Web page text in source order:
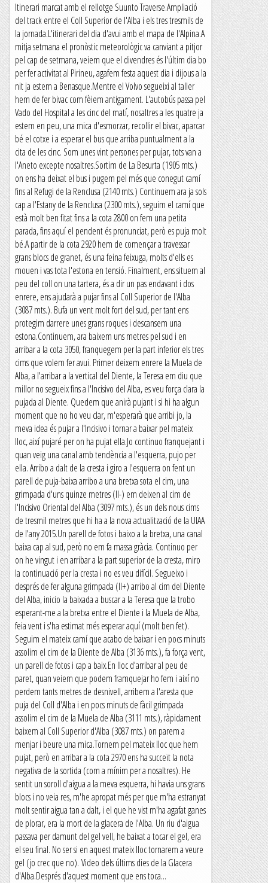
Itinerari marcat amb el rellotge Suunto Traverse.Ampliació
del track entre el Coll Superior de l'Alba i els tres tresmils de
la jornada.L'itinerari del dia d'avui amb el mapa de l'Alpina.A
mitja setmana el pronòstic meteorològic va canviant a pitjor
pel cap de setmana, veiem que el divendres és l'últim dia bo
per fer activitat al Pirineu, agafem festa aquest dia i dijous a la
nit ja estem a Benasque.Mentre el Volvo segueixi al taller
hem de fer bivac com fèiem antigament. L'autobús passa pel
Vado del Hospital a les cinc del matí, nosaltres a les quatre ja
estem en peu, una mica d'esmorzar, recollir el bivac, aparcar
bé el cotxe i a esperar el bus que arriba puntualment a la
cita de les cinc. Som unes vint persones per pujar, tots van a
l'Aneto excepte nosaltres.Sortim de La Besurta (1905 mts.)
on ens ha deixat el bus i pugem pel més que conegut camí
fins al Refugi de la Renclusa (2140 mts.) Continuem ara ja sols
cap a l'Estany de la Renclusa (2300 mts.), seguim el camí que
està molt ben fitat fins a la cota 2800 on fem una petita
parada, fins aquí el pendent és pronunciat, però es puja molt
bé.A partir de la cota 2920 hem de començar a travessar
grans blocs de granet, és una feina feixuga, molts d'ells es
mouen i vas tota l'estona en tensió. Finalment, ens situem al
peu del coll on una tartera, és a dir un pas endavant i dos
enrere, ens ajudarà a pujar fins al Coll Superior de l'Alba
(3087 mts.). Bufa un vent molt fort del sud, per tant ens
protegim darrere unes grans roques i descansem una
estona.Continuem, ara baixem uns metres pel sud i en
arribar a la cota 3050, franquegem per la part inferior els tres
cims que volem fer avui. Primer deixem enrere la Muela de
Alba, a l'arribar a la vertical del Diente, la Teresa em diu que
millor no segueix fins a l'Incisivo del Alba, es veu força clara la
pujada al Diente. Quedem que anirà pujant i si hi ha algun
moment que no ho veu clar, m'esperarà que arribi jo, la
meva idea és pujar a l'Incisivo i tornar a baixar pel mateix
lloc, així pujaré per on ha pujat ella.Jo continuo franquejant i
quan veig una canal amb tendència a l'esquerra, pujo per
ella. Arribo a dalt de la cresta i giro a l'esquerra on fent un
parell de puja-baixa arribo a una bretxa sota el cim, una
grimpada d'uns quinze metres (II-) em deixen al cim de
l'Incisivo Oriental del Alba (3097 mts.), és un dels nous cims
de tresmil metres que hi ha a la nova actualització de la UIAA
de l'any 2015.Un parell de fotos i baixo a la bretxa, una canal
baixa cap al sud, però no em fa massa gràcia. Continuo per
on he vingut i en arribar a la part superior de la cresta, miro
la continuació per la cresta i no es veu difícil. Segueixo i
després de fer alguna grimpada (II+) arribo al cim del Diente
del Alba, inicio la baixada a buscar a la Teresa que la trobo
esperant-me a la bretxa entre el Diente i la Muela de Alba,
feia vent i s'ha estimat més esperar aquí (molt ben fet).
Seguim el mateix camí que acabo de baixar i en pocs minuts
assolim el cim de la Diente de Alba (3136 mts.), fa força vent,
un parell de fotos i cap a baix.En lloc d'arribar al peu de
paret, quan veiem que podem framquejar ho fem i així no
perdem tants metres de desnivell, arribem a l'aresta que
puja del Coll d'Alba i en pocs minuts de fàcil grimpada
assolim el cim de la Muela de Alba (3111 mts.), ràpidament
baixem al Coll Superior d'Alba (3087 mts.) on parem a
menjar i beure una mica.Tornem pel mateix lloc que hem
pujat, però en arribar a la cota 2970 ens ha succeït la nota
negativa de la sortida (com a mínim per a nosaltres). He
sentit un soroll d'aigua a la meva esquerra, hi havia uns grans
blocs i no veia res, m'he apropat més per que m'ha estranyat
molt sentir aigua tan a dalt, i el que he vist m'ha agafat ganes
de plorar, era la mort de la glacera de l'Alba. Un riu d'aigua
passava per damunt del gel vell, he baixat a tocar el gel, era
el seu final. No ser si en aquest mateix lloc tornarem a veure
gel (jo crec que no). Video dels últims dies de la Glacera
d'Alba.Després d'aquest moment que ens toca...